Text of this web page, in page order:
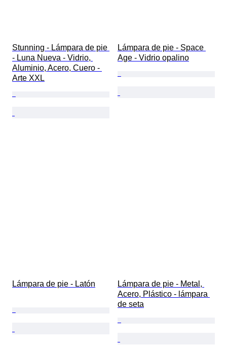
Stunning - Lámpara de pie
- Luna Nueva - Vidrio,
Aluminio, Acero, Cuero -
Arte XXL
Lámpara de pie - Space
Age - Vidrio opalino
Lámpara de pie - Latón
Lámpara de pie - Metal,
Acero, Plástico - lámpara
de seta